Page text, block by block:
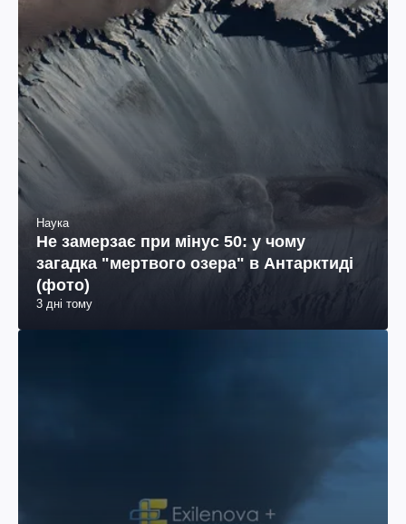
Наука
Не замерзає при мінус 50: у чому
загадка "мертвого озера" в Антарктиді
(фото)
3 дні тому